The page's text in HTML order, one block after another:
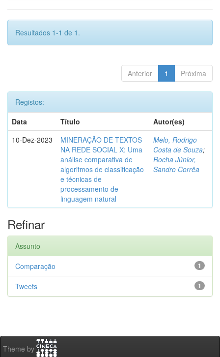
Resultados 1-1 de 1.
Anterior 1 Próxima
Registos:
Data
Título
Autor(es)
10-Dez-2023
MINERAÇÃO DE TEXTOS
NA REDE SOCIAL X: Uma
análise comparativa de
algoritmos de classificação
e técnicas de
processamento de
linguagem natural
Melo, Rodrigo
Costa de Souza;
Rocha Júnior,
Sandro Corrêa
Refinar
Assunto
1
Comparação
1
Tweets
Theme by